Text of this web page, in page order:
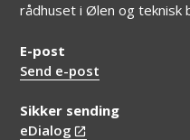
rådhuset i Ølen og teknisk
E-post
Send e-post
Sikker sending
eDialog